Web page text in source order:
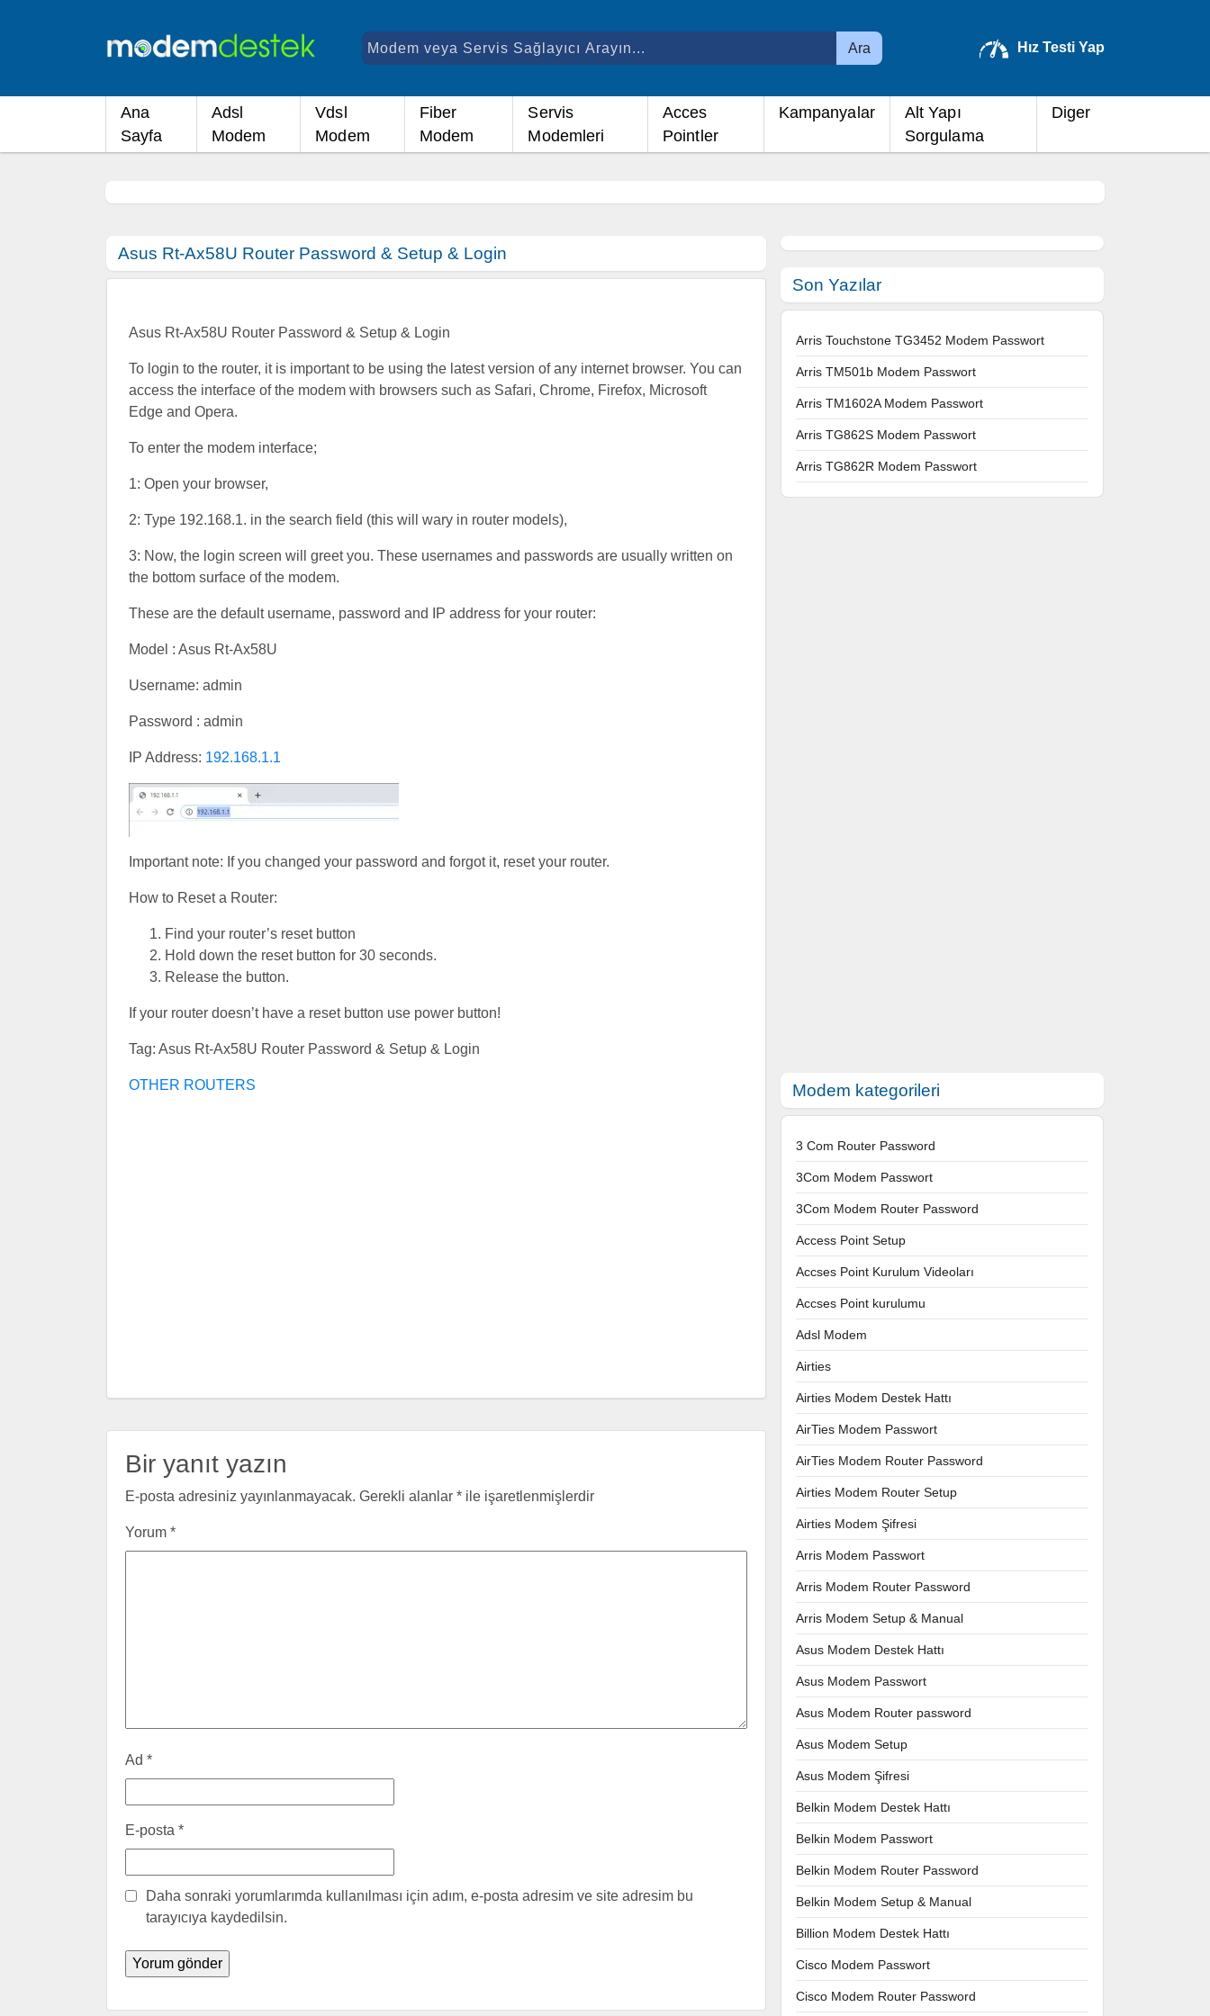
Ara Hız Testi Yap
Ana
Sayfa
Adsl
Modem
Vdsl
Modem
Fiber
Modem
Servis
Modemleri
Acces
Pointler
Kampanyalar
Alt Yapı
Sorgulama
Diger
Asus Rt-Ax58U Router Password & Setup & Login
Asus Rt-Ax58U Router Password & Setup & Login
To login to the router, it is important to be using the latest version of any internet browser. You can
access the interface of the modem with browsers such as Safari, Chrome, Firefox, Microsoft
Edge and Opera.
To enter the modem interface;
1: Open your browser,
2: Type 192.168.1. in the search field (this will wary in router models),
3: Now, the login screen will greet you. These usernames and passwords are usually written on
the bottom surface of the modem.
These are the default username, password and IP address for your router:
Model : Asus Rt-Ax58U
Username: admin
Password : admin
IP Address: 192.168.1.1
Important note: If you changed your password and forgot it, reset your router.
How to Reset a Router:
Find your router’s reset button
Hold down the reset button for 30 seconds.
Release the button.
If your router doesn’t have a reset button use power button!
Tag: Asus Rt-Ax58U Router Password & Setup & Login
OTHER ROUTERS
Bir yanıt yazın
E-posta adresiniz yayınlanmayacak. Gerekli alanlar * ile işaretlenmişlerdir
Yorum *
Ad *
E-posta *
Daha sonraki yorumlarımda kullanılması için adım, e-posta adresim ve site adresim bu
tarayıcıya kaydedilsin.
Son Yazılar
Arris Touchstone TG3452 Modem Passwort
Arris TM501b Modem Passwort
Arris TM1602A Modem Passwort
Arris TG862S Modem Passwort
Arris TG862R Modem Passwort
Modem kategorileri
3 Com Router Password
3Com Modem Passwort
3Com Modem Router Password
Access Point Setup
Accses Point Kurulum Videoları
Accses Point kurulumu
Adsl Modem
Airties
Airties Modem Destek Hattı
AirTies Modem Passwort
AirTies Modem Router Password
Airties Modem Router Setup
Airties Modem Şifresi
Arris Modem Passwort
Arris Modem Router Password
Arris Modem Setup & Manual
Asus Modem Destek Hattı
Asus Modem Passwort
Asus Modem Router password
Asus Modem Setup
Asus Modem Şifresi
Belkin Modem Destek Hattı
Belkin Modem Passwort
Belkin Modem Router Password
Belkin Modem Setup & Manual
Billion Modem Destek Hattı
Cisco Modem Passwort
Cisco Modem Router Password